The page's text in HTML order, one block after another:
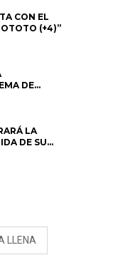
CON EL
(+4)”
DE
DE
UN
LA
DE SU
CON
LLENA